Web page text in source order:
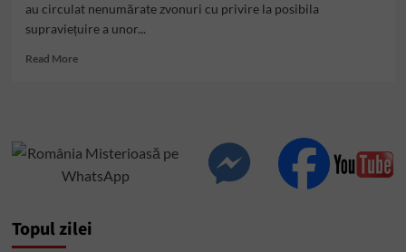
au circulat nenumărate zvonuri cu privire la posibila
supraviețuire a unor...
Read MoreRead
Topul zilei